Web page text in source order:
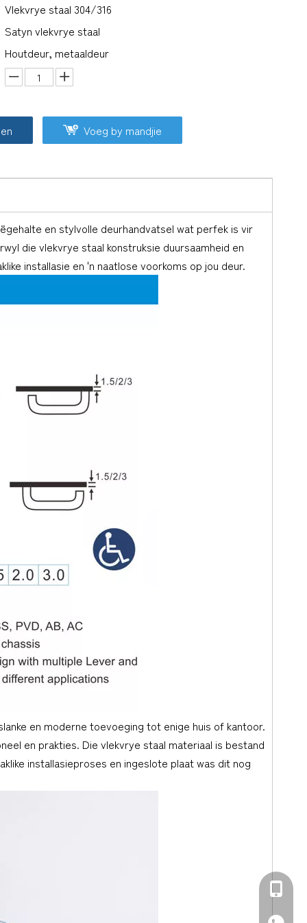
Vlekvrye staal 304/316
Satyn vlekvrye staal
Houtdeur, metaaldeur
Voeg by mandjie
en stylvolle deurhandvatsel wat perfek is vir
die vlekvrye staal konstruksie duursaamheid en
installasie en 'n naatlose voorkoms op jou deur.
en moderne toevoeging tot enige huis of kantoor.
en prakties. Die vlekvrye staal materiaal is bestand
installasieproses en ingeslote plaat was dit nog
+86-